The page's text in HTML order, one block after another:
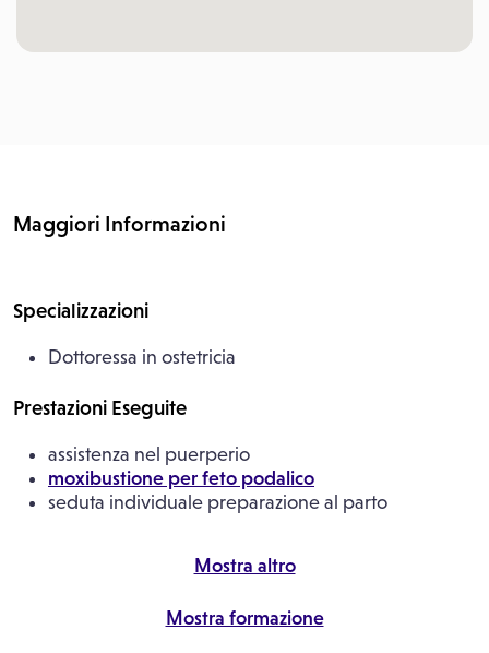
12:00
Maggiori Informazioni
Specializzazioni
Dottoressa in ostetricia
Prestazioni Eseguite
assistenza nel puerperio
moxibustione per feto podalico
seduta individuale preparazione al parto
Mostra altro
Mostra formazione